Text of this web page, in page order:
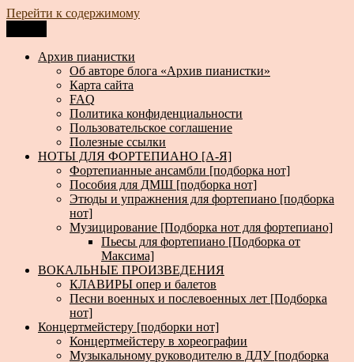
Перейти к содержимому
Архив пианистки
Всё для пианистов: ноты, книги, музыка, статьи…
Архив пианистки
Об авторе блога «Архив пианистки»
Карта сайта
FAQ
Политика конфиденциальности
Пользовательское соглашение
Полезные ссылки
НОТЫ ДЛЯ ФОРТЕПИАНО [А-Я]
Фортепианные ансамбли [подборка нот]
Пособия для ДМШ [подборка нот]
Этюды и упражнения для фортепиано [подборка
нот]
Музицирование [Подборка нот для фортепиано]
Пьесы для фортепиано [Подборка от
Максима]
ВОКАЛЬНЫЕ ПРОИЗВЕДЕНИЯ
КЛАВИРЫ опер и балетов
Песни военных и послевоенных лет [Подборка
нот]
Концертмейстеру [подборки нот]
Концертмейстеру в хореографии
Музыкальному руководителю в ДДУ [подборка